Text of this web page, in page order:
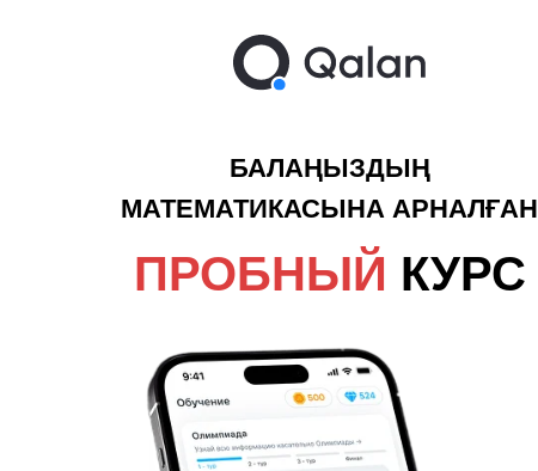
ПРОБНЫЙ КУРС
БАЛАҢЫЗДЫҢ
МАТЕМАТИКАСЫНА АРНАЛҒАН